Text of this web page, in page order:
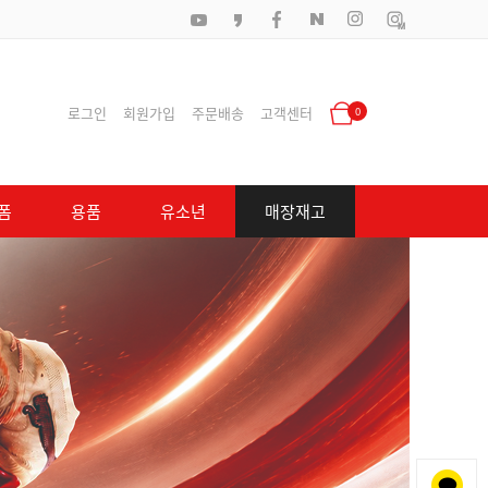
로그인 회원가입 주문배송 고객센터 0
용품 유소년 매장재고